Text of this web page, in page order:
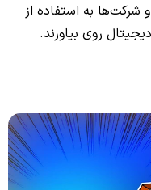
شرکت‌ها به استفاده از
روی بیاورند.